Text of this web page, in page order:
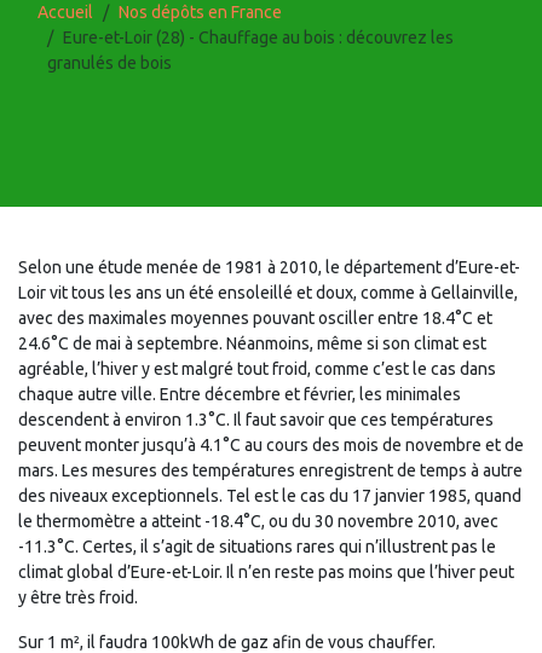
Accueil
Nos dépôts en France
Eure-et-Loir (28) - Chauffage au bois : découvrez les
granulés de bois
Selon une étude menée de 1981 à 2010, le département d’Eure-et-
Loir vit tous les ans un été ensoleillé et doux, comme à Gellainville,
avec des maximales moyennes pouvant osciller entre 18.4°C et
24.6°C de mai à septembre. Néanmoins, même si son climat est
agréable, l’hiver y est malgré tout froid, comme c’est le cas dans
chaque autre ville. Entre décembre et février, les minimales
descendent à environ 1.3°C. Il faut savoir que ces températures
peuvent monter jusqu’à 4.1°C au cours des mois de novembre et de
mars. Les mesures des températures enregistrent de temps à autre
des niveaux exceptionnels. Tel est le cas du 17 janvier 1985, quand
le thermomètre a atteint -18.4°C, ou du 30 novembre 2010, avec
-11.3°C. Certes, il s’agit de situations rares qui n’illustrent pas le
climat global d’Eure-et-Loir. Il n’en reste pas moins que l’hiver peut
y être très froid.
Sur 1 m², il faudra 100kWh de gaz afin de vous chauffer.